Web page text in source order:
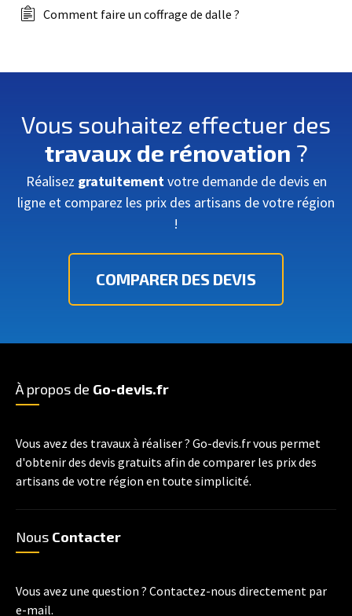
Comment faire un coffrage de dalle ?
Vous souhaitez effectuer des
travaux de rénovation ?
Réalisez gratuitementvotre demande de devis en
ligne et comparez les prix des artisans de votre région
!
COMPARER DES DEVIS
À propos de Go-devis.fr
Vous avez des travaux à réaliser ? Go-devis.fr vous permet
d'obtenir des devis gratuits afin de comparer les prix des
artisans de votre région en toute simplicité.
Nous Contacter
Vous avez une question ? Contactez-nous directement par
e-mail.